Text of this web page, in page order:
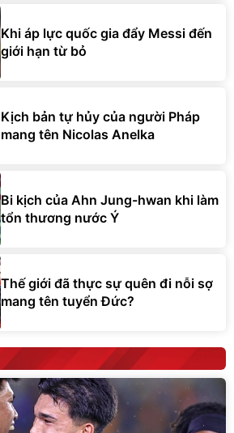
Khi áp lực quốc gia đẩy Messi đến
giới hạn từ bỏ
Kịch bản tự hủy của người Pháp
mang tên Nicolas Anelka
Bi kịch của Ahn Jung-hwan khi làm
tổn thương nước Ý
Thế giới đã thực sự quên đi nỗi sợ
mang tên tuyển Đức?